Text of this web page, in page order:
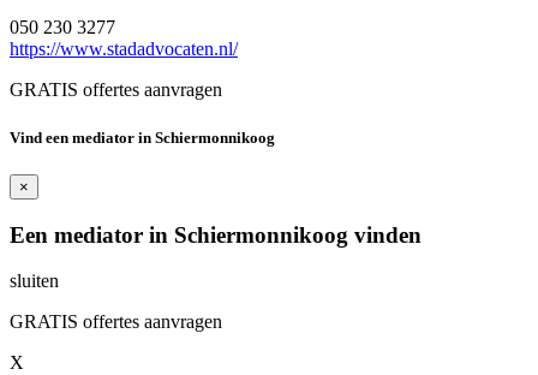
050 230 3277
https://www.stadadvocaten.nl/
GRATIS offertes aanvragen
Vind een mediator in Schiermonnikoog
×
Een mediator in Schiermonnikoog vinden
sluiten
GRATIS offertes aanvragen
X